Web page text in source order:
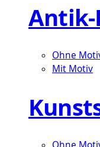
Antik-
Ohne
Mit Motiv